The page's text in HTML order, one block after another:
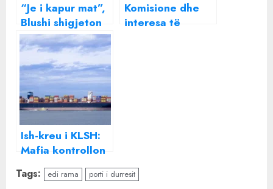
“Je i kapur mat”,
Blushi shigjeton
Ramën për Portin
e Durrësit:
Ndrysho mallin
dhe mundohu të
thithësh….
Komisione dhe
interesa të
Ish-kreu i KLSH:
Mafia kontrollon
Portin e Durrësit
Tags: edi rama porti i durresit